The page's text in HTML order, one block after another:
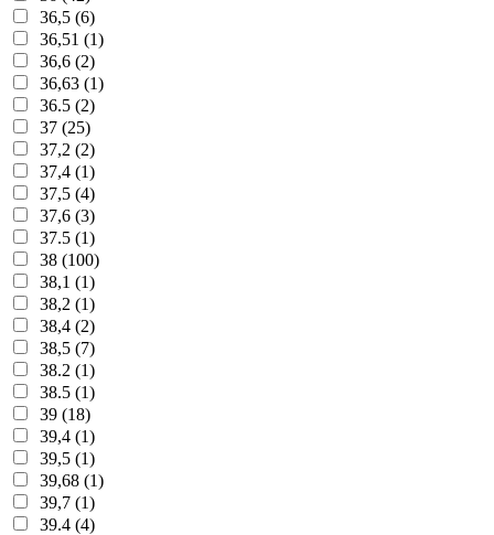
36,5 (6)
36,51 (1)
36,6 (2)
36,63 (1)
36.5 (2)
37 (25)
37,2 (2)
37,4 (1)
37,5 (4)
37,6 (3)
37.5 (1)
38 (100)
38,1 (1)
38,2 (1)
38,4 (2)
38,5 (7)
38.2 (1)
38.5 (1)
39 (18)
39,4 (1)
39,5 (1)
39,68 (1)
39,7 (1)
39.4 (4)